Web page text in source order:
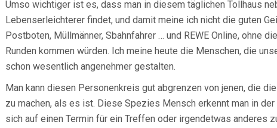
Umso wichtiger ist es, dass man in diesem täglichen Tollhaus
Lebenserleichterer findet, und damit meine ich nicht die guten
Postboten, Müllmänner, Sbahnfahrer … und REWE Online, ohne
Runden kommen würden. Ich meine heute die Menschen, die
schon wesentlich angenehmer gestalten.
Man kann diesen Personenkreis gut abgrenzen von jenen, die
zu machen, als es ist. Diese Spezies Mensch erkennt man in
sich auf einen Termin für ein Treffen oder irgendetwas anderes